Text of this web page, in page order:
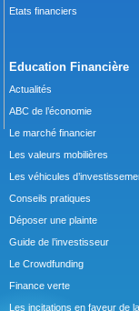
Etats financiers
Education Financière
Actualités
ABC de l’économie
Le marché financier
Les valeurs mobilières
Les véhicules
Conseils pratiques
Déposer une plainte
Guide de l’investisseur
Le Crowdfunding
Finance verte
Les incitations en faveur de